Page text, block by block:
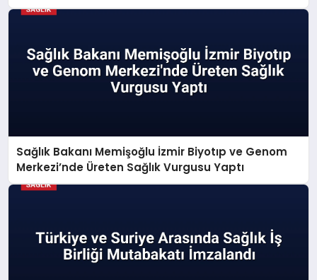
Sağlık Bakanı Memişoğlu İzmir Biyotıp ve Genom
Merkezi’nde Üreten Sağlık Vurgusu Yaptı